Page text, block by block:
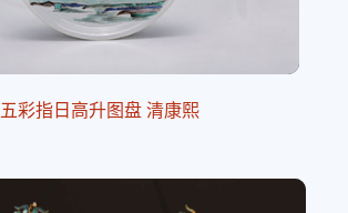
五彩指日高升图盘 清康熙